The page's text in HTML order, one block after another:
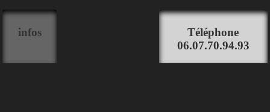
Téléphone
06.07.70.94.93
infos